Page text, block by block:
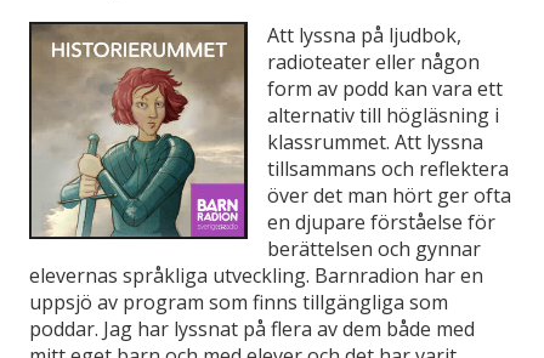
Att lyssna på ljudbok,
radioteater eller någon
form av podd kan vara ett
alternativ till högläsning i
klassrummet. Att lyssna
tillsammans och reflektera
över det man hört ger ofta
en djupare förståelse för
berättelsen och gynnar
elevernas språkliga utveckling. Barnradion har en
uppsjö av program som finns tillgängliga som
poddar. Jag har lyssnat på flera av dem både med